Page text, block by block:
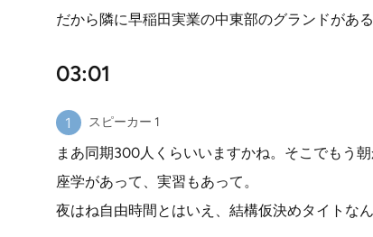
だから隣に早稲田実業の中東部のグランドがあ
03:01
スピーカー 1
まあ同期300人くらいいますかね。そこでもう朝
座学があって、実習もあって。
夜はね自由時間とはいえ、結構仮決めタイトな